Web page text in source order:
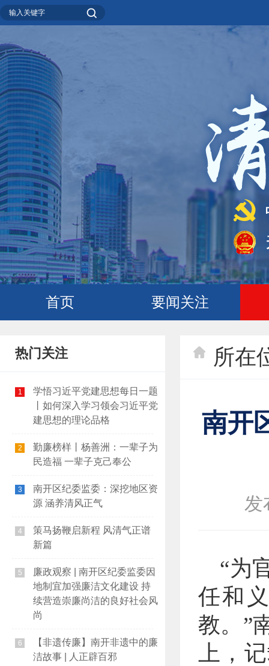
首页 要闻关注
热门关注
1
学悟习近平党建思想每日一题
丨如何深入学习领会习近平党
建思想的理论品格
2
勤廉榜样丨杨善洲：一辈子为
民造福 一辈子克己奉公
3
南开区纪委监委：深挖地区资
源 涵养清风正气
4
策马扬鞭启新程 风清气正谱
新篇
5
廉政观察 | 南开区纪委监委因
地制宜加强廉洁文化建设 持
续营造崇廉尚洁的良好社会风
尚
6
【非遗传廉】南开非遗中的廉
洁故事 | 人正辟百邪
所在
南开
发
“为
任和
教。”
上，